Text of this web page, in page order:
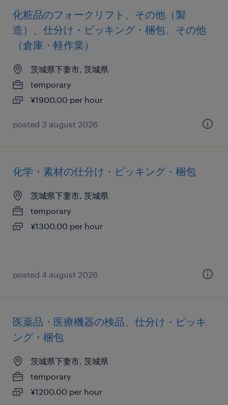
化粧品のフォークリフト、その他（製
造）、仕分け・ピッキング・梱包、その他
（倉庫・軽作業）
茨城県下妻市, 茨城県
temporary
¥1900.00 per hour
posted 3 august 2026
化学・素材の仕分け・ピッキング・梱包
茨城県下妻市, 茨城県
temporary
¥1300.00 per hour
posted 4 august 2026
医薬品・医療機器の検品、仕分け・ピッキ
ング・梱包
茨城県下妻市, 茨城県
temporary
¥1200.00 per hour